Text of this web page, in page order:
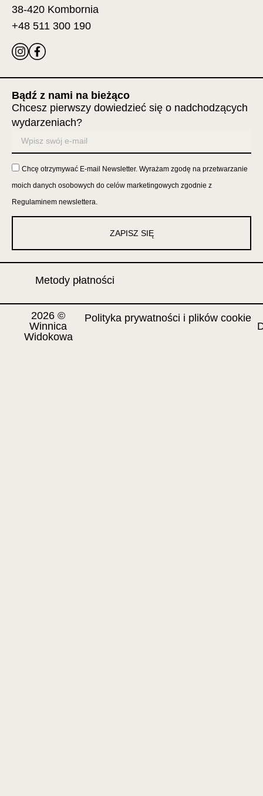
38-420 Kombornia
+48 511 300 190
Bądź z nami na bieżąco
Chcesz pierwszy dowiedzieć się o nadchodzących
wydarzeniach?
Chcę otrzymywać E-mail Newsletter. Wyrażam zgodę na przetwarzanie
moich danych osobowych do celów marketingowych zgodnie z
Regulaminem newslettera
ZAPISZ SIĘ
Metody płatności
2026 ©
Winnica
Widokowa
Polityka prywatności i plików cookie